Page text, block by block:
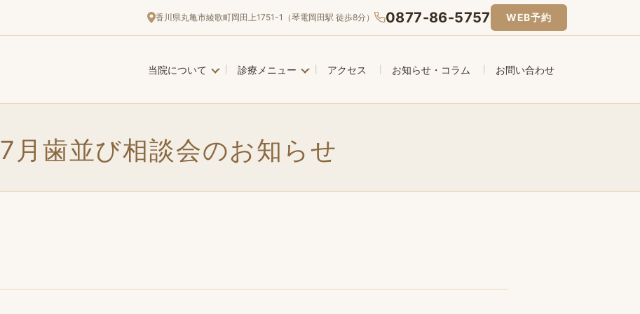
香川県丸亀市綾歌町岡田上1751-1（琴電岡田駅 徒歩8分） 0877-86-5757 WEB予約
当院について 診療メニュー アクセス お知らせ・コラム お問い合わせ
7月歯並び相談会のお知らせ